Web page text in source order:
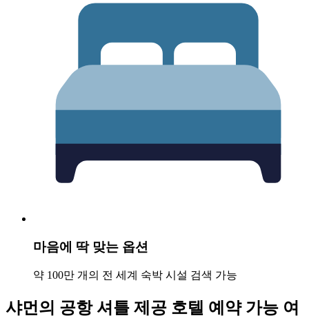
마음에 딱 맞는 옵션
약 100만 개의 전 세계 숙박 시설 검색 가능
샤먼의 공항 셔틀 제공 호텔 예약 가능 여